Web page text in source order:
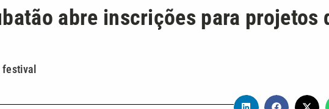
abre inscrições para projetos